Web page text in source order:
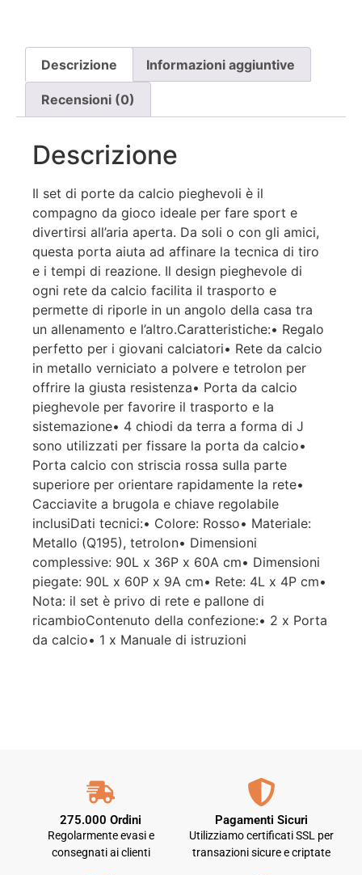
Descrizione Informazioni aggiuntive
Recensioni (0)
Descrizione
Il set di porte da calcio pieghevoli è il
compagno da gioco ideale per fare sport e
divertirsi all’aria aperta. Da soli o con gli amici,
questa porta aiuta ad affinare la tecnica di tiro
e i tempi di reazione. Il design pieghevole di
ogni rete da calcio facilita il trasporto e
permette di riporle in un angolo della casa tra
un allenamento e l’altro.Caratteristiche:• Regalo
perfetto per i giovani calciatori• Rete da calcio
in metallo verniciato a polvere e tetrolon per
offrire la giusta resistenza• Porta da calcio
pieghevole per favorire il trasporto e la
sistemazione• 4 chiodi da terra a forma di J
sono utilizzati per fissare la porta da calcio•
Porta calcio con striscia rossa sulla parte
superiore per orientare rapidamente la rete•
Cacciavite a brugola e chiave regolabile
inclusiDati tecnici:• Colore: Rosso• Materiale:
Metallo (Q195), tetrolon• Dimensioni
complessive: 90L x 36P x 60A cm• Dimensioni
piegate: 90L x 60P x 9A cm• Rete: 4L x 4P cm•
Nota: il set è privo di rete e pallone di
ricambioContenuto della confezione:• 2 x Porta
da calcio• 1 x Manuale di istruzioni
275.000 Ordini
Regolarmente evasi e
consegnati ai clienti
Pagamenti Sicuri
Utilizziamo certificati SSL per
transazioni sicure e criptate